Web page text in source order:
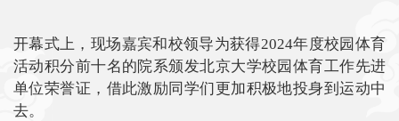
开幕式上，现场嘉宾和校领导为获得2024年度校园体育
活动积分前十名的院系颁发北京大学校园体育工作先进
单位荣誉证，借此激励同学们更加积极地投身到运动中
去。